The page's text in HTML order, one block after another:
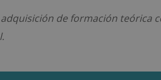
de formación teórica